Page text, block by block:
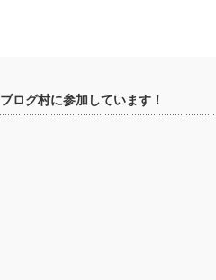
ブログ村に参加しています！